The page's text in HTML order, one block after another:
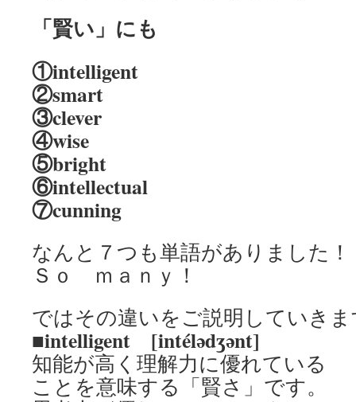
「賢い」にも
①intelligent
②smart
③clever
④wise
⑤bright
⑥intellectual
⑦cunning
なんと７つも単語がありました！
Ｓｏ ｍａｎｙ！
ではその違いをご説明していき
■intelligent [intélədʒənt]
知能が高く理解力に優れている
ことを意味する「賢さ」です。